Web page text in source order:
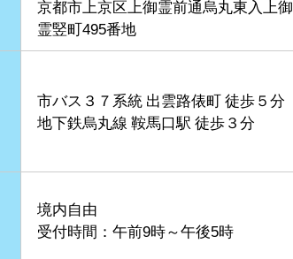
京都市上京区上御霊前通烏丸東入上御
霊竪町495番地
市バス３７系統 出雲路俵町 徒歩５分
地下鉄烏丸線 鞍馬口駅 徒歩３分
境内自由
受付時間：午前9時～午後5時